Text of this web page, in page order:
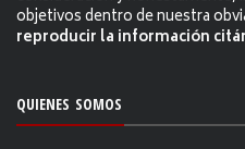
objetivos dentro de nuestra
reproducir la información
QUIENES SOMOS